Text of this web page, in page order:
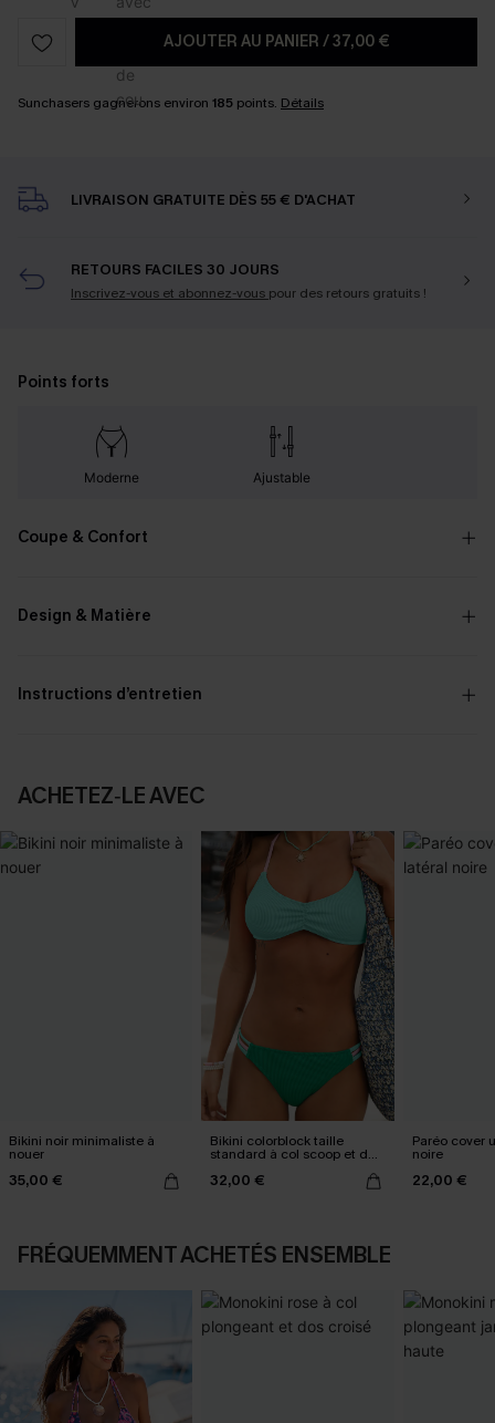
AJOUTER AU PANIER /37,00 €
Sunchasers gagnerons environ 185 points. Détails
LIVRAISON GRATUITE DÈS 55 € D'ACHAT
RETOURS FACILES 30 JOURS
Inscrivez-vous et abonnez-vous pour des retours gratuits !
Points forts
Moderne Ajustable
Coupe & Confort
Design & Matière
Instructions d’entretien
ACHETEZ‑LE AVEC
Bikini noir minimaliste à
nouer
35,00 €
Bikini colorblock taille
standard à col scoop et dos
32,00 €
Paréo cover
noire
22,00 €
FRÉQUEMMENT ACHETÉS ENSEMBLE